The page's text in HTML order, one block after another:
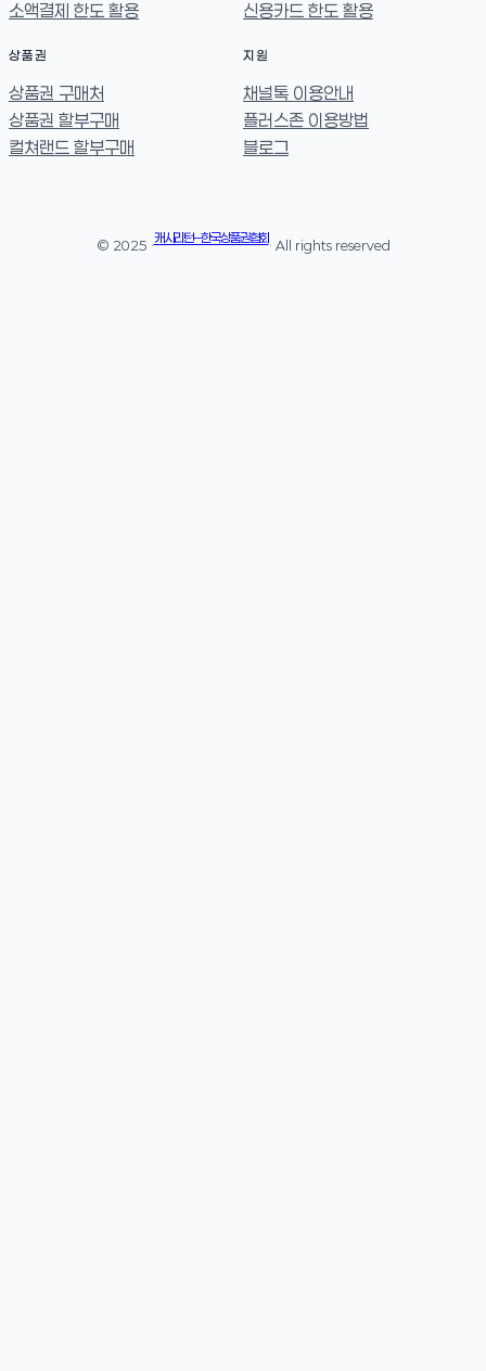
소액결제 한도 활용
신용카드 한도 활용
상품권
상품권 구매처
상품권 할부구매
컬쳐랜드 할부구매
지원
채널톡 이용안내
플러스존 이용방법
블로그
© 2025 ·
캐시리턴 – 한국상품권협회
· All rights reserved